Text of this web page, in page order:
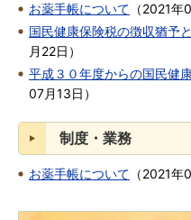
お薬手帳について （2021年
国民健康保険税の徴収猶予
月22日 ）
平成３０年度からの国民健
07月13日 ）
制度・業務
お薬手帳について （2021年